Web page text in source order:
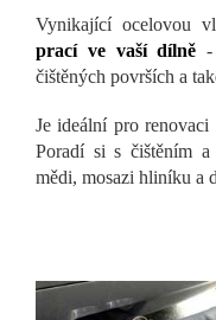
Vynikající ocelovou
prací ve vaší dílně -
čištěných površích a
Je ideální pro
Poradí si s čištěním a
mědi, mosazi hliníku a